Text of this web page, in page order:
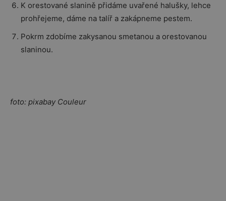
K orestované slanině přidáme uvařené halušky, lehce
prohřejeme, dáme na talíř a zakápneme pestem.
Pokrm zdobíme zakysanou smetanou a orestovanou
slaninou.
foto: pixabay Couleur